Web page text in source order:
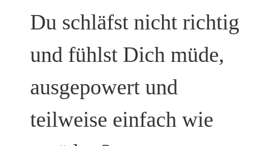
Du schläfst nicht richtig
und fühlst Dich müde,
ausgepowert und
teilweise einfach wie